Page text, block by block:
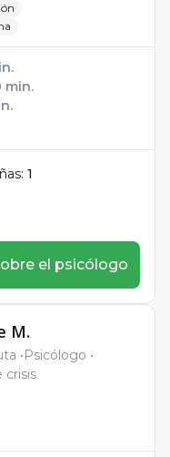
min.
1
el psicólogo
M.
Psicólogo
crisis